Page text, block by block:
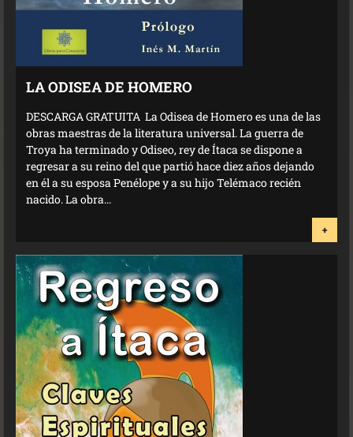
LA ODISEA DE HOMERO
DESCARGA GRATUITA La Odisea de Homero es una de las
obras maestras de la literatura universal. La guerra de
Troya ha terminado y Odiseo, rey de Ítaca se dispone a
regresar a su reino del que partió hace diez años dejando
en él a su esposa Penélope y a su hijo Telémaco recién
nacido. La obra...
+